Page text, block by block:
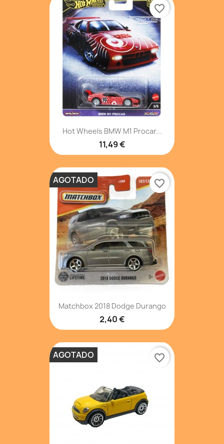
Hot Wheels BMW M1 Procar...
11,49 €
favorite_border
Matchbox 2018 Dodge Durango
2,40 €
AGOTADO favorite_border
AGOTADO favorite_border